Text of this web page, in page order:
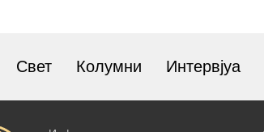
Свет Колумни Интервјуа